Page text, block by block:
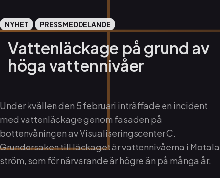
NYHET PRESSMEDDELANDE
Vattenläckage på grund av
höga vattennivåer
Under kvällen den 5 februari inträffade en incident
med vattenläckage genom fasaden på
bottenvåningen av Visualiseringscenter C.
Grundorsaken till läckaget är vattennivåerna i Motala
ström, som för närvarande är högre än på många år.